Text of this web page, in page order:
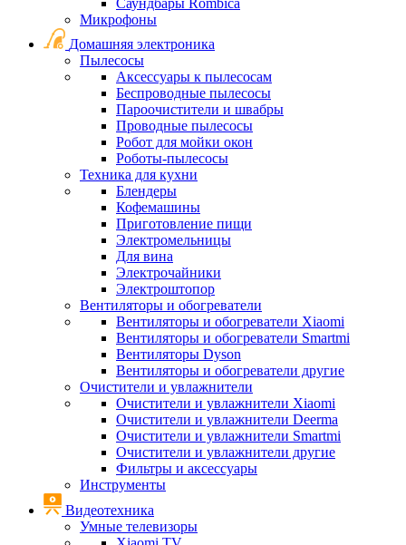
Саундбары Rombica
Микрофоны
Домашняя электроника
Пылесосы
Аксессуары к пылесосам
Беспроводные пылесосы
Пароочистители и швабры
Проводные пылесосы
Робот для мойки окон
Роботы-пылесосы
Техника для кухни
Блендеры
Кофемашины
Приготовление пищи
Электромельницы
Для вина
Электрочайники
Электроштопор
Вентиляторы и обогреватели
Вентиляторы и обогреватели Xiaomi
Вентиляторы и обогреватели Smartmi
Вентиляторы Dyson
Вентиляторы и обогреватели другие
Очистители и увлажнители
Очистители и увлажнители Xiaomi
Очистители и увлажнители Deerma
Очистители и увлажнители Smartmi
Очистители и увлажнители другие
Фильтры и аксессуары
Инструменты
Видеотехника
Умные телевизоры